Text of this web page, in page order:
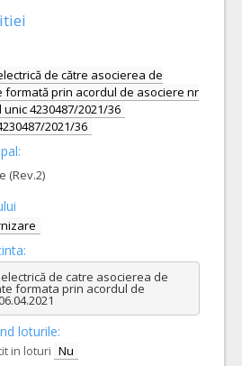
de către asocierea de
formată prin acordul de asociere nr
unic 4230487/2021/36
2021/36
(Rev.2)
de catre asocierea de
formata prin acordul de
loturile:
in loturi Nu